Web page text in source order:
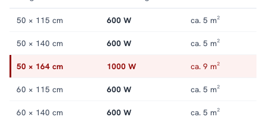
50 × 115 cm 600 W ca. 5 m²
50 × 140 cm 600 W ca. 5 m²
50 × 164 cm 1000 W ca. 9 m²
60 × 115 cm 600 W ca. 5 m²
60 × 140 cm 600 W ca. 5 m²